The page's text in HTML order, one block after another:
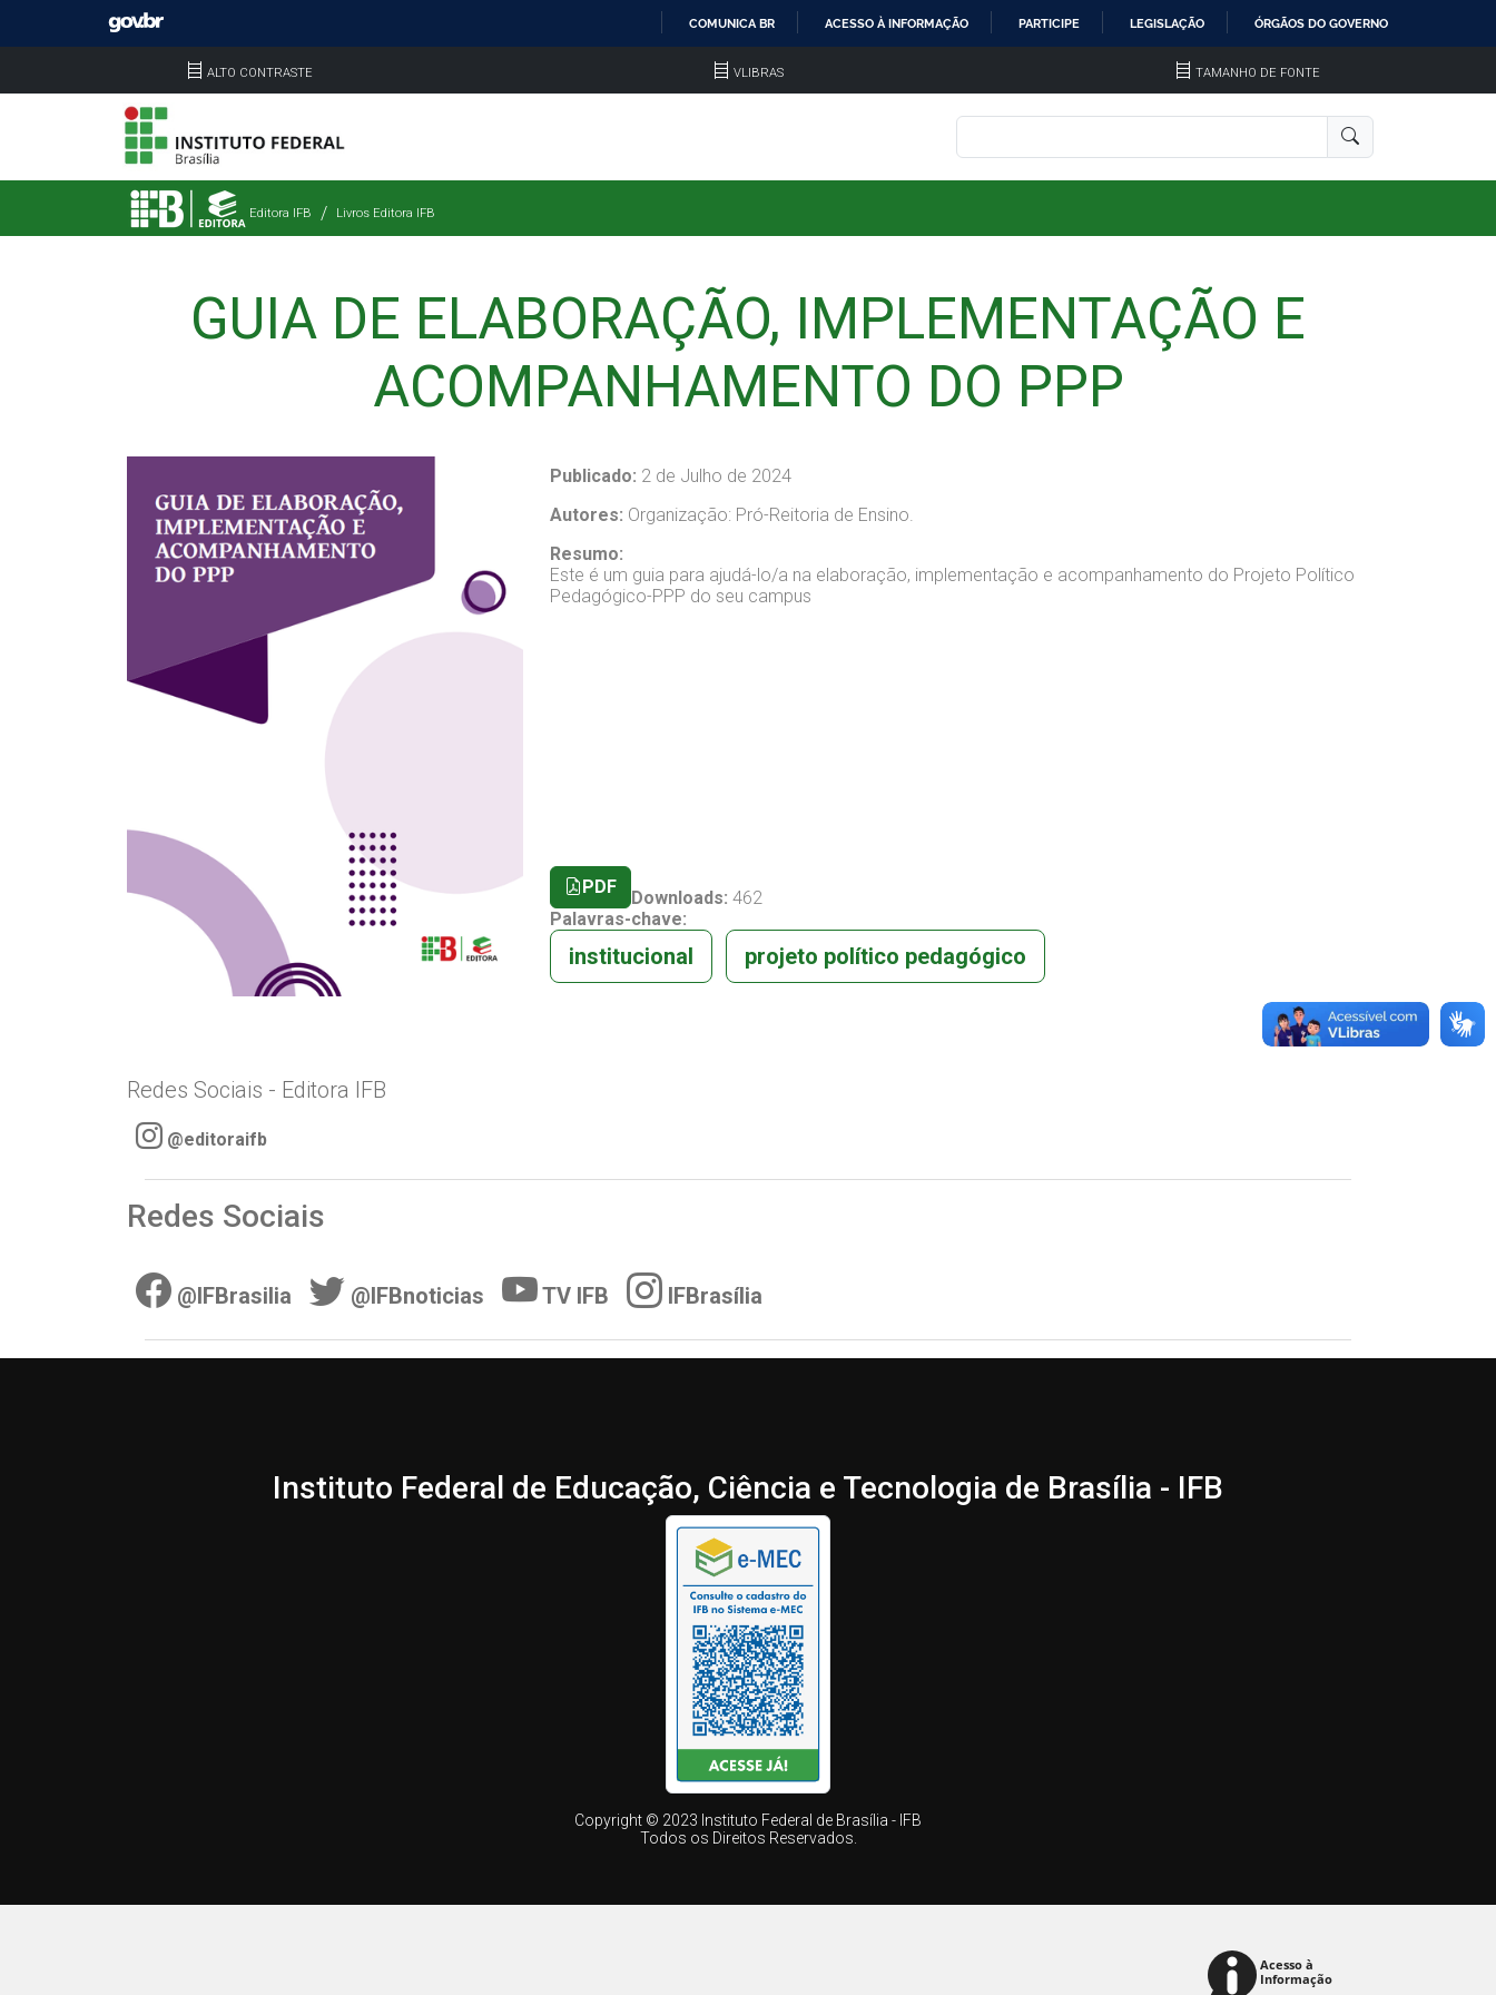
COMUNICA BR ACESSO À INFORMAÇÃO PARTICIPE LEGISLAÇÃO ÓRGÃOS DO GOVERNO
ALTO CONTRASTE VLIBRAS TAMANHO DE FONTE
Editora IFB Livros Editora IFB
GUIA DE ELABORAÇÃO, IMPLEMENTAÇÃO E
ACOMPANHAMENTO DO PPP
Publicado: 2 de Julho de 2024
Autores: Organização: Pró-Reitoria de Ensino.
Resumo:
Este é um guia para ajudá-lo/a na elaboração, implementação e acompanhamento do Projeto Político
Pedagógico-PPP do seu campus
PDF
Downloads: 462
Palavras-chave:
institucional projeto político pedagógico
Redes Sociais - Editora IFB
@editoraifb
Redes Sociais
@IFBrasilia @IFBnoticias TV IFB IFBrasília
Instituto Federal de Educação, Ciência e Tecnologia de Brasília - IFB
Copyright © 2023 Instituto Federal de Brasília - IFB
Todos os Direitos Reservados.